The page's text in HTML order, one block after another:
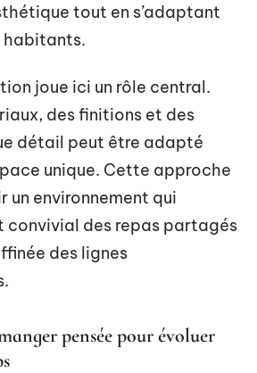
tout en s’adaptant
habitants.
joue ici un rôle central.
des finitions et des
détail peut être adapté
unique. Cette approche
un environnement qui
convivial des repas partagés
des lignes
pensée pour évoluer